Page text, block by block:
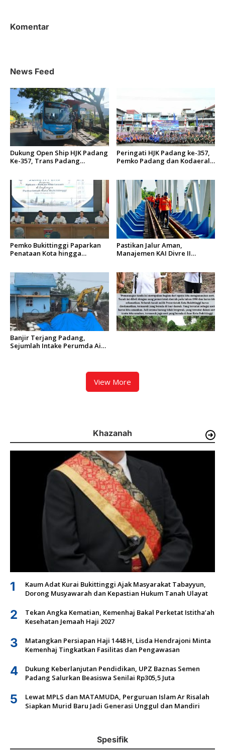
a
p
s
Komentar
News Feed
Dukung Open Ship HJK Padang
Ke-357, Trans Padang
Peringati HJK Padang ke-357,
Pemko Padang dan Kodaeral
Pemko Bukittinggi Paparkan
Penataan Kota hingga
Pastikan Jalur Aman,
Manajemen KAI Divre II
Banjir Terjang Padang,
Sejumlah Intake Perumda Air
View More
Khazanah
1
Kaum Adat Kurai Bukittinggi Ajak Masyarakat Tabayyun,
Dorong Musyawarah dan Kepastian Hukum Tanah Ulayat
2
Tekan Angka Kematian, Kemenhaj Bakal Perketat Istitha’ah
Kesehatan Jemaah Haji 2027
3
Matangkan Persiapan Haji 1448 H, Lisda Hendrajoni Minta
Kemenhaj Tingkatkan Fasilitas dan Pengawasan
4
Dukung Keberlanjutan Pendidikan, UPZ Baznas Semen
Padang Salurkan Beasiswa Senilai Rp305,5 Juta
5
Lewat MPLS dan MATAMUDA, Perguruan Islam Ar Risalah
Siapkan Murid Baru Jadi Generasi Unggul dan Mandiri
Spesifik